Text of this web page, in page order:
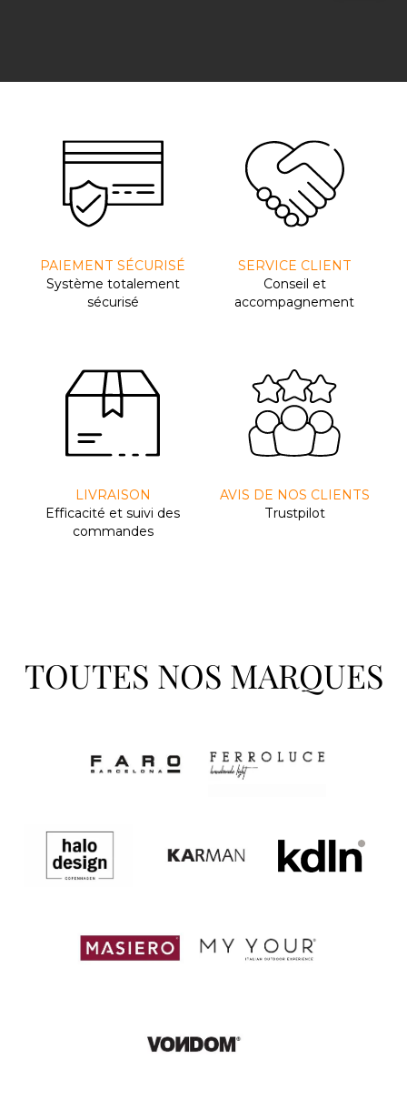
PAIEMENT SÉCURISÉ
Système totalement
sécurisé
SERVICE CLIENT
Conseil et
accompagnement
LIVRAISON
Efﬁcacité et suivi des
commandes
AVIS DE NOS CLIENTS
Trustpilot
TOUTES NOS MARQUES